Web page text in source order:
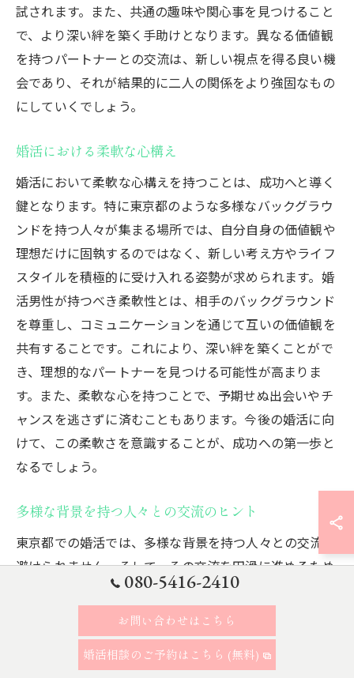
試されます。また、共通の趣味や関心事を見つけること
で、より深い絆を築く手助けとなります。異なる価値観
を持つパートナーとの交流は、新しい視点を得る良い機
会であり、それが結果的に二人の関係をより強固なもの
にしていくでしょう。
婚活における柔軟な心構え
婚活において柔軟な心構えを持つことは、成功へと導く
鍵となります。特に東京都のような多様なバックグラウ
ンドを持つ人々が集まる場所では、自分自身の価値観や
理想だけに固執するのではなく、新しい考え方やライフ
スタイルを積極的に受け入れる姿勢が求められます。婚
活男性が持つべき柔軟性とは、相手のバックグラウンド
を尊重し、コミュニケーションを通じて互いの価値観を
共有することです。これにより、深い絆を築くことがで
き、理想的なパートナーを見つける可能性が高まりま
す。また、柔軟な心を持つことで、予期せぬ出会いやチ
ャンスを逃さずに済むこともあります。今後の婚活に向
けて、この柔軟さを意識することが、成功への第一歩と
なるでしょう。
多様な背景を持つ人々との交流のヒント
東京都での婚活では、多様な背景を持つ人々との交流が
避けられません。そして、その交流を円滑に進めるため
には、いくつかのヒントが役立ちます。まず、相手の文
化や価値観を理解しようとする姿勢が大切です。婚活男
性として、事前に相手の文化や習慣について調べ、会話
の中でそれを自然に活用することで、相手はあなたの誠
080-5416-2410
お問い合わせはこちら
婚活相談のご予約はこちら (無料)